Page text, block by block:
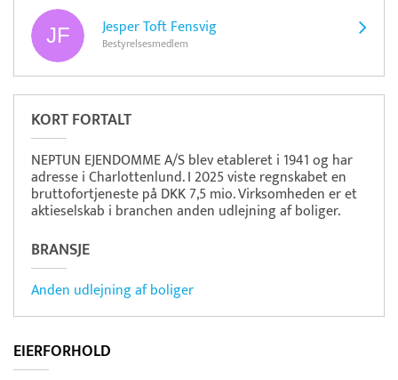
Jesper Toft Fensvig
Bestyrelsesmedlem
KORT FORTALT
NEPTUN EJENDOMME A/S blev etableret i 1941 og har
adresse i Charlottenlund. I 2025 viste regnskabet en
bruttofortjeneste på DKK 7,5 mio. Virksomheden er et
aktieselskab i branchen anden udlejning af boliger.
BRANSJE
Anden udlejning af boliger
EIERFORHOLD